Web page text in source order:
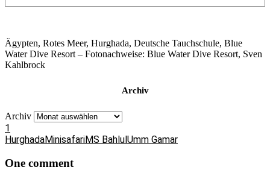
Ägypten, Rotes Meer, Hurghada, Deutsche Tauchschule, Blue
Water Dive Resort – Fotonachweise: Blue Water Dive Resort, Sven
Kahlbrock
Archiv
Archiv
1
HurghadaMinisafariMS Bahlul Umm Gamar
One comment